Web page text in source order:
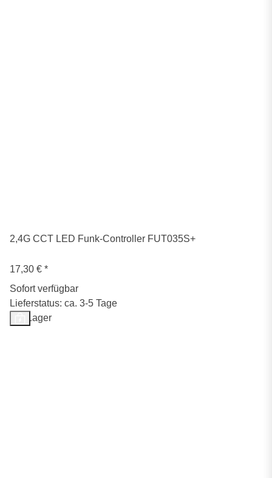
2,4G CCT LED Funk-Controller FUT035S+
17,30 € *
Sofort verfügbar
Lieferstatus: ca. 3-5 Tage
Auf Lager